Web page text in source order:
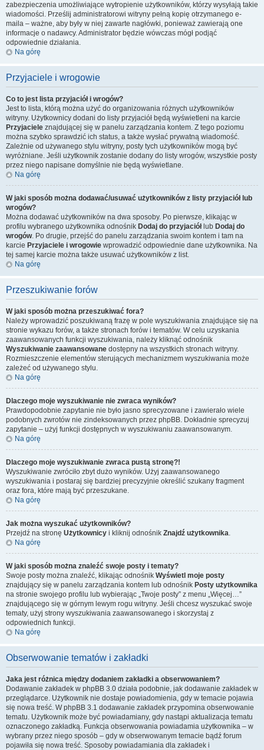
zabezpieczenia umożliwiające wytropienie użytkowników, którzy wysyłają takie
wiadomości. Prześlij administratorowi witryny pełną kopię otrzymanego e-
maila – ważne, aby były w niej zawarte nagłówki, ponieważ zawierają one
informacje o nadawcy. Administrator będzie wówczas mógł podjąć
odpowiednie działania.
Na górę
Przyjaciele i wrogowie
Co to jest lista przyjaciół i wrogów?
Jest to lista, którą można użyć do organizowania różnych użytkowników
witryny. Użytkownicy dodani do listy przyjaciół będą wyświetleni na karcie
Przyjaciele znajdującej się w panelu zarządzania kontem. Z tego poziomu
można szybko sprawdzić ich status, a także wysłać prywatną wiadomość.
Zależnie od używanego stylu witryny, posty tych użytkowników mogą być
wyróżniane. Jeśli użytkownik zostanie dodany do listy wrogów, wszystkie posty
przez niego napisane domyślnie nie będą wyświetlane.
Na górę
W jaki sposób można dodawać/usuwać użytkowników z listy przyjaciół lub
wrogów?
Można dodawać użytkowników na dwa sposoby. Po pierwsze, klikając w
profilu wybranego użytkownika odnośnik Dodaj do przyjaciółlub Dodaj do
wrogów. Po drugie, przejść do panelu zarządzania swoim kontem i tam na
karcie Przyjaciele i wrogowie wprowadzić odpowiednie dane użytkownika. Na
tej samej karcie można także usuwać użytkowników z list.
Na górę
Przeszukiwanie forów
W jaki sposób można przeszukiwać fora?
Należy wprowadzić poszukiwaną frazę w pole wyszukiwania znajdujące się na
stronie wykazu forów, a także stronach forów i tematów. W celu uzyskania
zaawansowanych funkcji wyszukiwania, należy kliknąć odnośnik
Wyszukiwanie zaawansowane dostępny na wszystkich stronach witryny.
Rozmieszczenie elementów sterujących mechanizmem wyszukiwania może
zależeć od używanego stylu.
Na górę
Dlaczego moje wyszukiwanie nie zwraca wyników?
Prawdopodobnie zapytanie nie było jasno sprecyzowane i zawierało wiele
podobnych zwrotów nie zindeksowanych przez phpBB. Dokładnie sprecyzuj
zapytanie – użyj funkcji dostępnych w wyszukiwaniu zaawansowanym.
Na górę
Dlaczego moje wyszukiwanie zwraca pustą stronę?!
Wyszukiwanie zwróciło zbyt dużo wyników. Użyj zaawansowanego
wyszukiwania i postaraj się bardziej precyzyjnie określić szukany fragment
oraz fora, które mają być przeszukane.
Na górę
Jak można wyszukać użytkowników?
Przejdź na stronę Użytkownicy i kliknij odnośnik Znajdź użytkownika.
Na górę
W jaki sposób można znaleźć swoje posty i tematy?
Swoje posty można znaleźć, klikając odnośnik Wyświetl moje posty
znajdujący się w panelu zarządzania kontem lub odnośnik Posty użytkownika
na stronie swojego profilu lub wybierając „Twoje posty” z menu „Więcej…”
znajdującego się w górnym lewym rogu witryny. Jeśli chcesz wyszukać swoje
tematy, użyj strony wyszukiwania zaawansowanego i skorzystaj z
odpowiednich funkcji.
Na górę
Obserwowanie tematów i zakładki
Jaka jest różnica między dodaniem zakładki a obserwowaniem?
Dodawanie zakładek w phpBB 3.0 działa podobnie, jak dodawanie zakładek w
przeglądarce. Użytkownik nie dostaje powiadomienia, gdy w temacie pojawia
się nowa treść. W phpBB 3.1 dodawanie zakładek przypomina obserwowanie
tematu. Użytkownik może być powiadamiany, gdy nastąpi aktualizacja tematu
oznaczonego zakładką. Funkcja obserwowania powiadamia użytkownika – w
wybrany przez niego sposób – gdy w obserwowanym temacie bądź forum
pojawiła się nowa treść. Sposoby powiadamiania dla zakładek i